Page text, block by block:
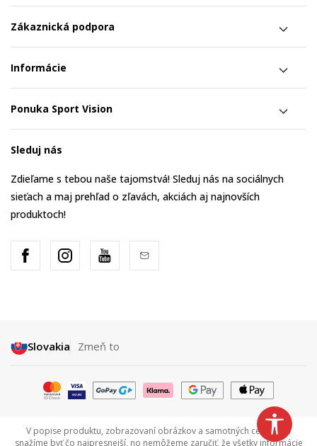
Zákaznická podpora
Informácie
Ponuka Sport Vision
Sleduj nás
Zdieľame s tebou naše tajomstvá! Sleduj nás na sociálnych
sieťach a maj prehľad o zľavách, akciách aj najnovších
produktoch!
Slovakia Zmeň to
V popise produktu, zobrazovaní obrázkov a samotných cenách sa
snažíme byť čo najpresnejší, no nemôžeme zaručiť, že všetky informácie